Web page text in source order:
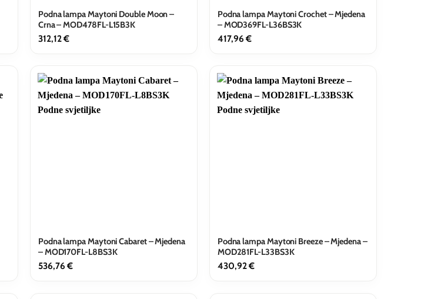
Podna lampa Maytoni Double Moon –
Crna – MOD478FL-L15B3K
312,12€
Podna lampa Maytoni Crochet – Mjedena
– MOD369FL-L36BS3K
417,96 €
Podna lampa Maytoni Cabaret – Mjedena
– MOD170FL-L8BS3K
536,76 €
Podna lampa Maytoni Breeze – Mjedena –
MOD281FL-L33BS3K
430,92€